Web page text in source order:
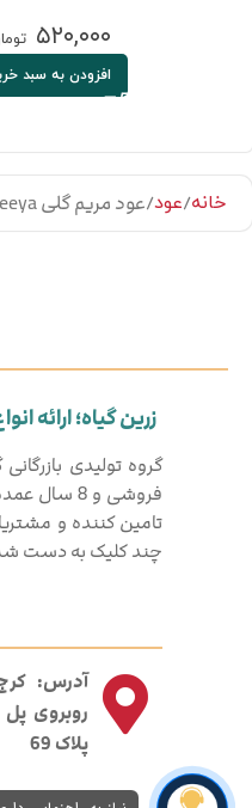
۵۲۰,۰۰۰
افزودن به سبد
خانه عود عود مریم گلی WHITE SAGE Amreeya
زرین گیاه؛ ارائه
فروشی و 8
تامین کننده و
چند کلیک به دست
آدرس:
روبروی پل
پلاک 69